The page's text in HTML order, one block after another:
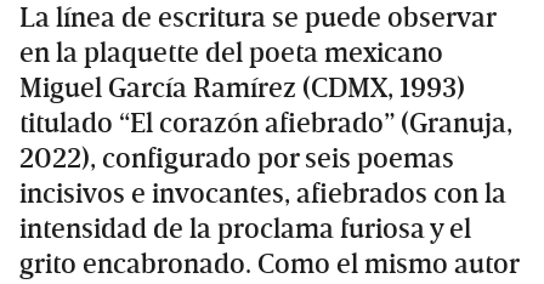
La línea de escritura se puede observar
en la plaquette del poeta mexicano
Miguel García Ramírez (CDMX, 1993)
titulado “El corazón afiebrado” (Granuja,
2022), configurado por seis poemas
incisivos e invocantes, afiebrados con la
intensidad de la proclama furiosa y el
grito encabronado. Como el mismo autor